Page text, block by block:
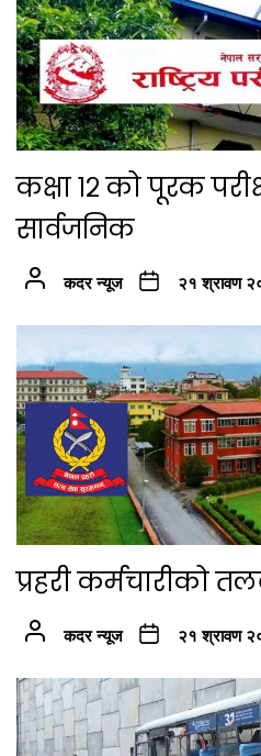
कक्षा १२ को पूरक
सार्वजनिक
कदर न्यूज २१ श्रावण
प्रहरी कर्मचारीको
कदर न्यूज २१ श्रावण